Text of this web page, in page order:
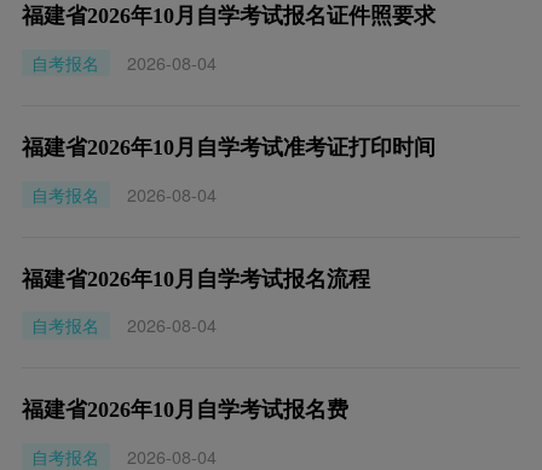
福建省2026年10月自学考试报名证件照要求
自考报名
2026-08-04
福建省2026年10月自学考试准考证打印时间
自考报名
2026-08-04
福建省2026年10月自学考试报名流程
自考报名
2026-08-04
福建省2026年10月自学考试报名费
自考报名
2026-08-04